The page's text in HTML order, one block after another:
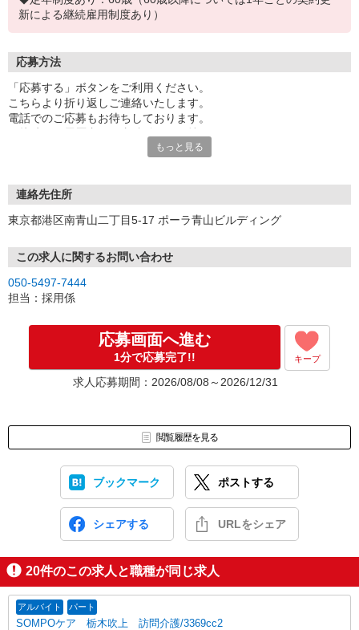
新による継続雇用制度あり）
応募方法
「応募する」ボタンをご利用ください。
こちらより折り返しご連絡いたします。
電話でのご応募もお待ちしております。
※お電話でのお問い合わせは、光IP電話、及びIP電話からはご利用
もっと見る
連絡先住所
東京都港区南青山二丁目5-17 ポーラ青山ビルディング
この求人に関するお問い合わせ
050-5497-7444
担当：採用係
応募画面へ進む
1分で応募完了!! キープ
求人応募期間：2026/08/08～2026/12/31
閲覧履歴を見る
ブックマーク ポストする
シェアする URLをシェア
20件のこの求人と職種が同じ求人
アルバイト パート
SOMPOケア 栃木吹上 訪問介護/3369cc2